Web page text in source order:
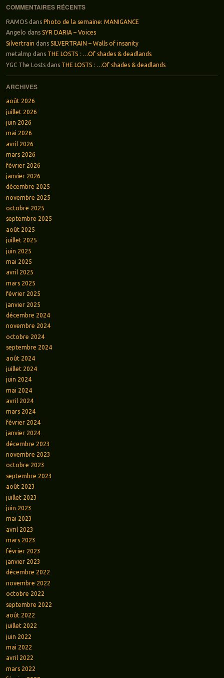
COMMENTAIRES RÉCENTS
RAMOSdans Photo de la semaine: MANIGANCE
Angelo dans SYR DARIA – Voices
Silvertrain dans SILVERTRAIN – Walls of insanity
metalmp dans THE LOSTS : …Of shades & deadlands
YGC The Lostsdans THE LOSTS : …Of shades & deadlands
ARCHIVES
août 2026
juillet 2026
juin 2026
mai 2026
avril 2026
mars 2026
février 2026
janvier 2026
décembre 2025
novembre 2025
octobre 2025
septembre 2025
août 2025
juillet 2025
juin 2025
mai 2025
avril 2025
mars 2025
février 2025
janvier 2025
décembre 2024
novembre 2024
octobre 2024
septembre 2024
août 2024
juillet 2024
juin 2024
mai 2024
avril 2024
mars 2024
février 2024
janvier 2024
décembre 2023
novembre 2023
octobre 2023
septembre 2023
août 2023
juillet 2023
juin 2023
mai 2023
avril 2023
mars 2023
février 2023
janvier 2023
décembre 2022
novembre 2022
octobre 2022
septembre 2022
août 2022
juillet 2022
juin 2022
mai 2022
avril 2022
mars 2022